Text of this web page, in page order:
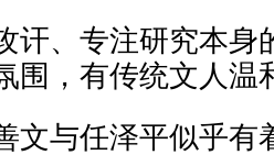
讦、专注研究本身
围，有传统文人温
文与任泽平似乎有